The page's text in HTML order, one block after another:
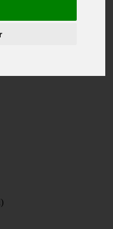
- ingredientes